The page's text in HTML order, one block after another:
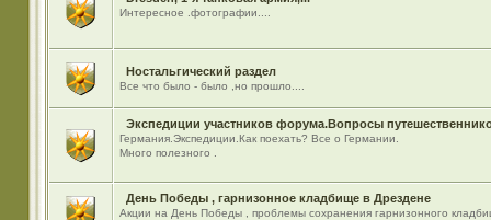
Интересное .фотографии....
Ностальгический раздел
Все что было - было ,но прошло....
Экспедиции участников форума.Вопросы
Германия.Экспедиции.Как поехать? Все о Германии.
Много полезного .
День Победы , гарнизонное кладбище в Дрездене
Акции на День Победы , проблемы сохранения гарнизонного